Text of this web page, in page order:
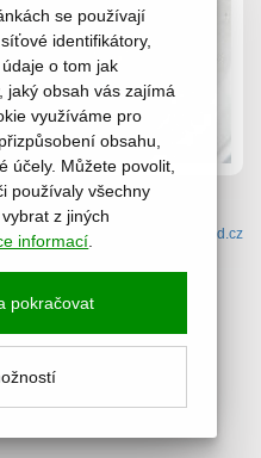
se používají
identifikátory,
o tom jak
jaký obsah vás zajímá
využíváme pro
obsahu,
účely. Můžete povolit,
používaly všechny
z jiných
informací
pokračovat
/ icard.cz